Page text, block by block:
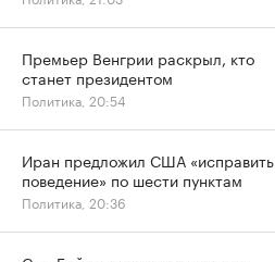
Премьер Венгрии раскрыл, кто
станет президентом
Политика, 20:54
Иран предложил США «исправить
поведение» по шести пунктам
Политика, 20:36